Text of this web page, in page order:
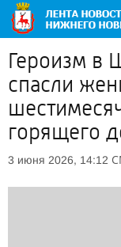
Героизм в
спасли
горящего
3 июня 2026, 14:12